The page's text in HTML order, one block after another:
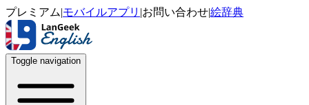
プレミアム|モバイルアプリ |お問い合わせ|絵辞典
Toggle navigation